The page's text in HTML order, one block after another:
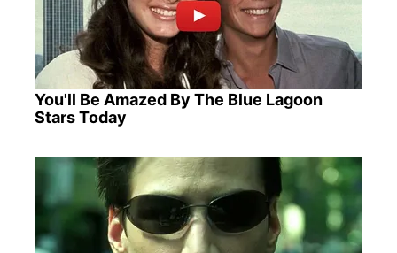
You'll Be Amazed By The Blue Lagoon
Stars Today